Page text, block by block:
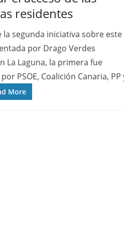
residentes
la segunda iniciativa sobre este
por Drago Verdes
La Laguna, la primera fue
PSOE, Coalición Canaria, PP
More